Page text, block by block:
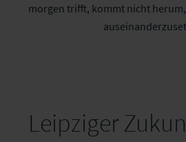
morgen trifft, kommt nicht
Leipziger